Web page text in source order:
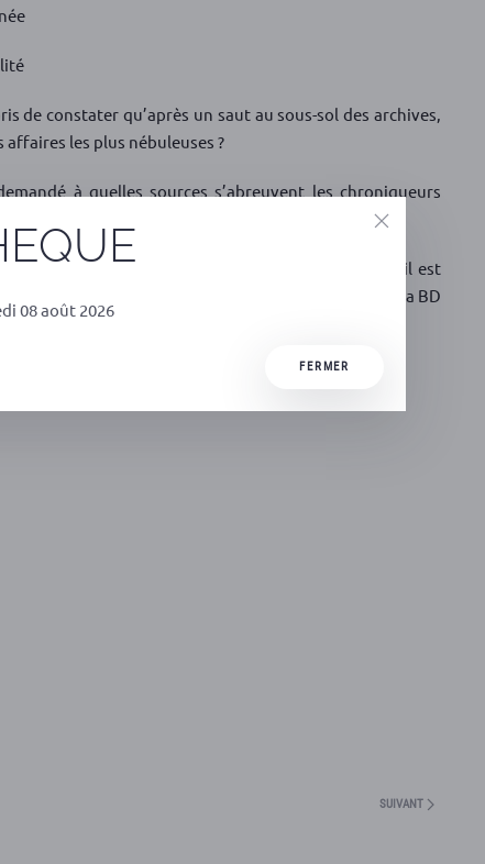
de constater qu’après un saut au sous-sol des archives,
les plus nébuleuses ?
à quelles sources s’abreuvent les chroniqueurs
restent bien souvent un monde mystérieux… et il est
l’image de ces professionnels, à travers l’univers de la BD
SUIVANT
08 août 2026
FERMER